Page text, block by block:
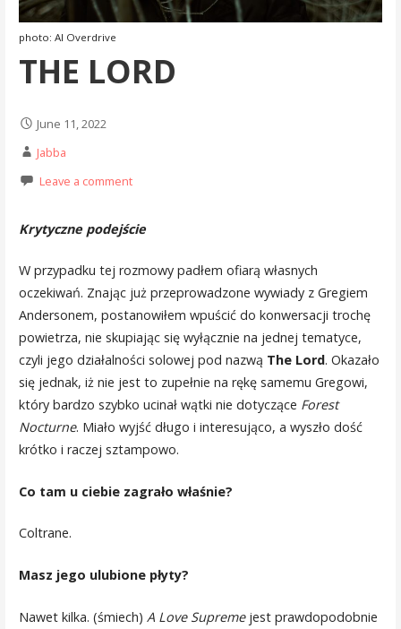
photo: Al Overdrive
THE LORD
June 11, 2022
Jabba
Leave a comment
Krytyczne podejście
W przypadku tej rozmowy padłem ofiarą własnych
oczekiwań. Znając już przeprowadzone wywiady z Gregiem
Andersonem, postanowiłem wpuścić do konwersacji trochę
powietrza, nie skupiając się wyłącznie na jednej tematyce,
czyli jego działalności solowej pod nazwą The Lord. Okazało
się jednak, iż nie jest to zupełnie na rękę samemu Gregowi,
który bardzo szybko ucinał wątki nie dotyczące Forest
Nocturne. Miało wyjść długo i interesująco, a wyszło dość
krótko i raczej sztampowo.
Co tam u ciebie zagrało właśnie?
Coltrane.
Masz jego ulubione płyty?
Nawet kilka. (śmiech) A Love Supremejest prawdopodobnie